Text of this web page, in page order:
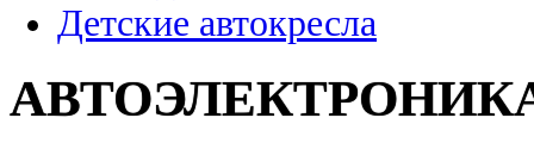
Детские автокресла